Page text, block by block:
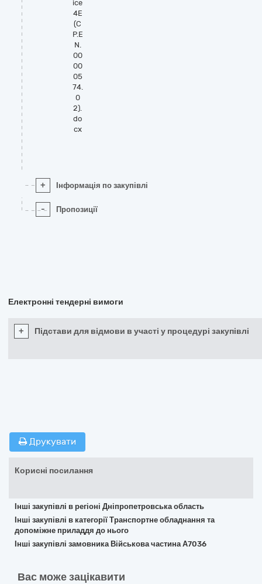
ice
4E
(C
P.E
N.
00
00
05
74.
0
2).
do
cx
+ Інформація по закупівлі
- Пропозиції
Електронні тендерні вимоги
+ Підстави для відмови в участі у процедурі закупівлі
Друкувати
Корисні посилання
Інші закупівлі в регіоні Дніпропетровська область
Інші закупівлі в категорії Транспортне обладнання та
допоміжне приладдя до нього
Інші закупівлі замовника Військова частина А7036
Вас може зацікавити